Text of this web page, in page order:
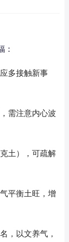
：
多接触新事
需注意内心波
土），可疏解
平衡土旺，增
，以文养气，